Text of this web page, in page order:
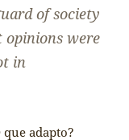
of society
opinions were
in
adapto?